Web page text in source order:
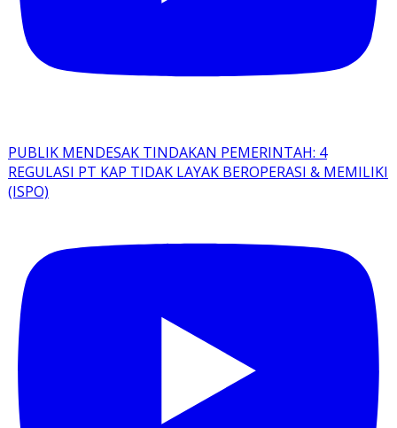
PUBLIK MENDESAK TINDAKAN PEMERINTAH: 4
REGULASI PT KAP TIDAK LAYAK BEROPERASI & MEMILIKI
(ISPO)